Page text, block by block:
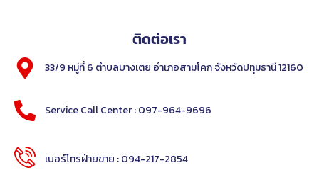
ติดต่อเรา
33/9 หมู่ที่ 6 ตำบลบางเตย อำเภอสามโคก จังหวัดปทุมธานี 12160
Service Call Center : 097-964-9696
เบอร์โทรฝ่ายขาย : 094-217-2854